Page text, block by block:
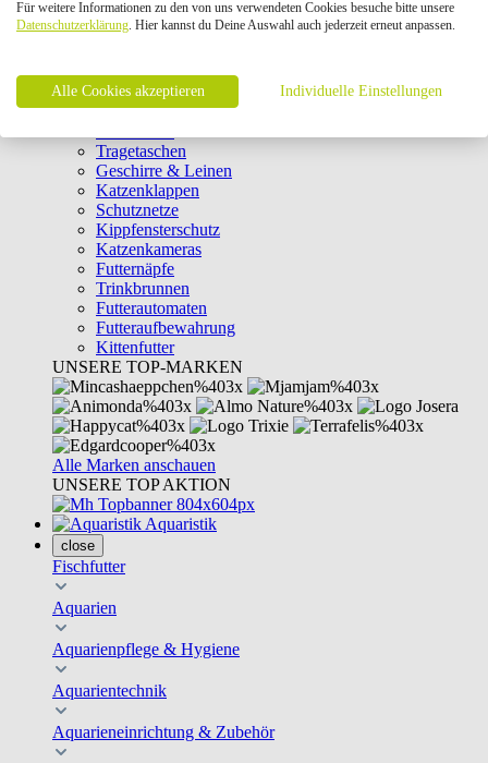
Intelligenzspielzeug
Laserpointer & Elektrospielzeug
Clicker & Target Sticks für Katzen
Weiteres Katzenspielzeug
Transportboxen
Tragetaschen
Geschirre & Leinen
Katzenklappen
Schutznetze
Kippfensterschutz
Katzenkameras
Futternäpfe
Trinkbrunnen
Futterautomaten
Futteraufbewahrung
Kittenfutter
UNSERE TOP-MARKEN
Alle Marken anschauen
UNSERE TOP AKTION
Aquaristik
close
Fischfutter
Aquarien
Aquarienpflege & Hygiene
Aquarientechnik
Aquarieneinrichtung & Zubehör
Für weitere Informationen zu den von uns verwendeten Cookies besuche bitte unsere
Datenschutzerklärung. Hier kannst du Deine Auswahl auch jederzeit erneut anpassen.
Alle Cookies akzeptieren Individuelle Einstellungen